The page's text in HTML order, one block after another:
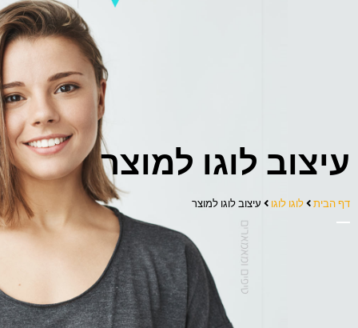
עיצוב לוגו למוצר
דף הבית לוגו לוגו עיצוב לוגו למוצר